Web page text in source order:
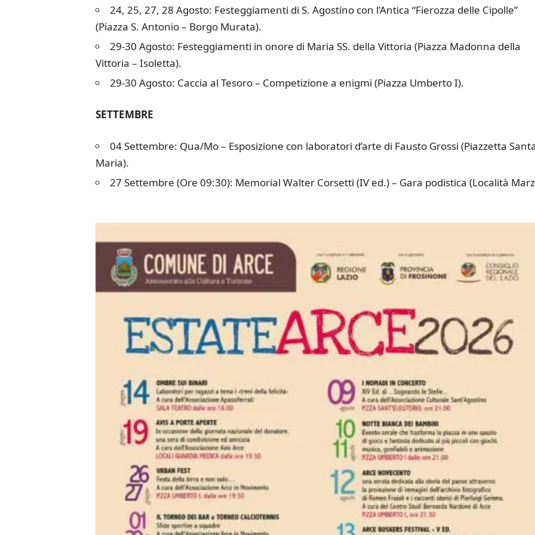
24, 25, 27, 28 Agosto: Festeggiamenti di S. Agostino con l’Antica “Fierozza delle Cipolle”
(Piazza S. Antonio – Borgo Murata).
29-30 Agosto: Festeggiamenti in onore di Maria SS. della Vittoria (Piazza Madonna della
Vittoria – Isoletta).
29-30 Agosto: Caccia al Tesoro – Competizione a enigmi (Piazza Umberto I).
SETTEMBRE
04 Settembre: Qua/Mo – Esposizione con laboratori d’arte di Fausto Grossi (Piazzetta
Maria).
27 Settembre (Ore 09:30): Memorial Walter Corsetti (IV ed.) – Gara podistica (Località